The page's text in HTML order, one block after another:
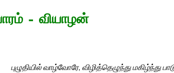
– வியாழன்
புழுதியில் வாழ்வோரே, விழித்தெழுந்து மகிழ்ந்து